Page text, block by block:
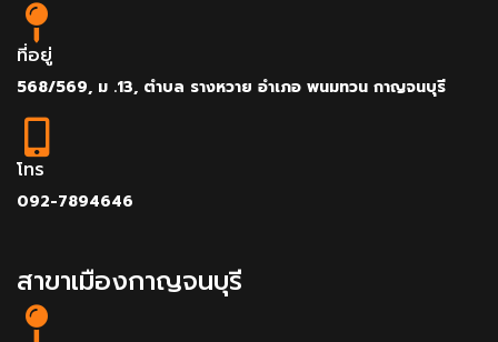
ที่อยู่
568/569, ม .13, ตำบล รางหวาย อำเภอ พนมทวน กาญจนบุรี
โทร
092-7894646
สาขาเมืองกาญจนบุรี